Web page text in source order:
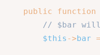
public function
// $bar will
$this ->bar =